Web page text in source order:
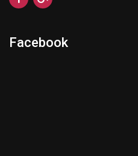
Facebook